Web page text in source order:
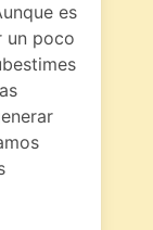
es
un poco